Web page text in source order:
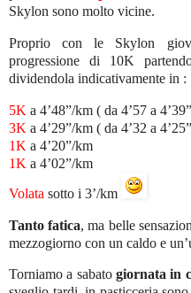
Skylon sono molto vicine.
Proprio con le Skylon
progressione di 10K
dividendola indicativamente in :
5K a 4’48”/km ( da 4’57 a
3K a 4’29”/km ( da 4’32 a
1K a 4’20”/km
1K a 4’02”/km
Volata sotto i 3’/km
Tanto fatica, ma belle
mezzogiorno con un caldo e
Torniamo a sabatogiornata in